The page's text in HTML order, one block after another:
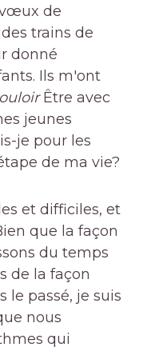
de
trains de
donné
Ils m'ont
Être avec
jeunes
je pour les
de ma vie?
et difficiles, et
que la façon
du temps
de la façon
le passé, je suis
nous
qui